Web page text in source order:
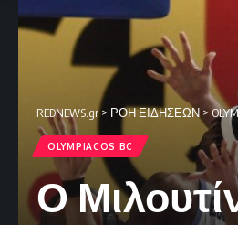
REDNEWS.gr> ΡΟΗ ΕΙΔΗΣΕΩΝ >
OLYMPIACOS BC
Ο